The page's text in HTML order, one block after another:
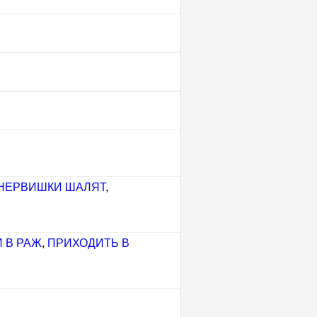
ШАЛЯТ,
В РАЖ, ПРИХОДИТЬ В